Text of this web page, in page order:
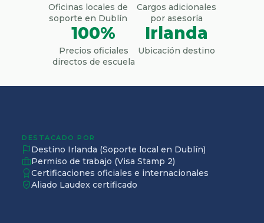
Oficinas locales de
soporte en Dublín
Cargos adicionales
por asesoría
100%
Precios oficiales
directos de escuela
Irlanda
Ubicación destino
DESTACADO POR
Destino Irlanda (Soporte local en Dublín)
Permiso de trabajo (Visa Stamp 2)
Certificaciones oficiales e internacionales
Aliado Laudex certificado